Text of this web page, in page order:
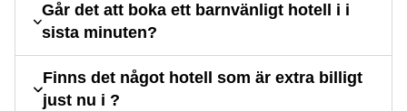
Går det att boka ett barnvänligt hotell i i
sista minuten?
Finns det något hotell som är extra billigt
just nu i ?